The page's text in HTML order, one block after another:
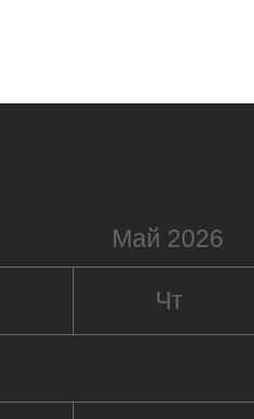
Май 2026
Чт